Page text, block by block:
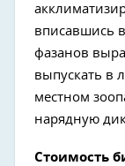
вписавшись
фазанов
выпускать в
местном
нарядную
Стоимость